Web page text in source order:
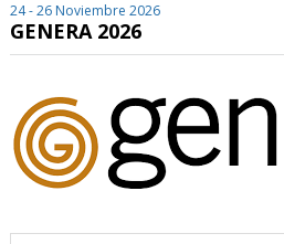
24 - 26 Noviembre 2026
GENERA 2026